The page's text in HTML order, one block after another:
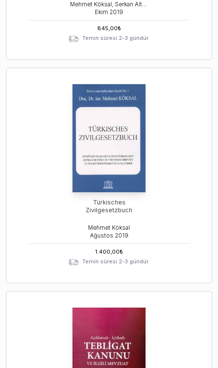
Mehmet Köksal, Serkan Altoprak
Ekim 2019
845,00₺
Temin süresi 2-3 gündür.
Türkisches
Zivilgesetzbuch
Mehmet Köksal
Ağustos 2019
1.400,00₺
Temin süresi 2-3 gündür.